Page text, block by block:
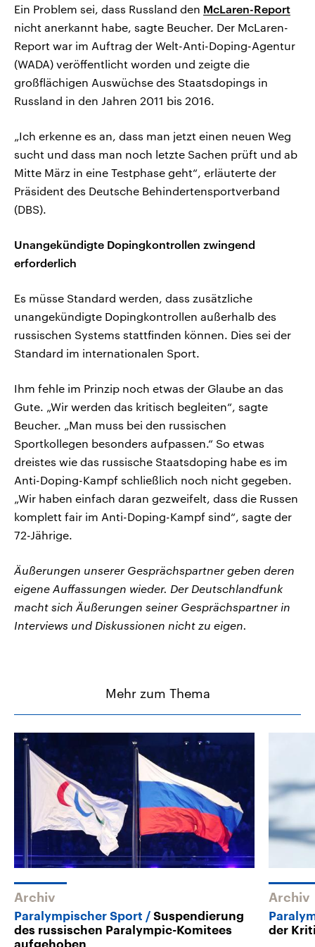
Ein Problem sei, dass Russland den McLaren-Report
nicht anerkannt habe, sagte Beucher. Der McLaren-
Report war im Auftrag der Welt-Anti-Doping-Agentur
(WADA) veröffentlicht worden und zeigte die
großflächigen Auswüchse des Staatsdopings in
Russland in den Jahren 2011 bis 2016.
„Ich erkenne es an, dass man jetzt einen neuen Weg
sucht und dass man noch letzte Sachen prüft und ab
Mitte März in eine Testphase geht“, erläuterte der
Präsident des Deutsche Behindertensportverband
(DBS).
Unangekündigte Dopingkontrollen zwingend
erforderlich
Es müsse Standard werden, dass zusätzliche
unangekündigte Dopingkontrollen außerhalb des
russischen Systems stattfinden können. Dies sei der
Standard im internationalen Sport.
Ihm fehle im Prinzip noch etwas der Glaube an das
Gute. „Wir werden das kritisch begleiten“, sagte
Beucher. „Man muss bei den russischen
Sportkollegen besonders aufpassen.“ So etwas
dreistes wie das russische Staatsdoping habe es im
Anti-Doping-Kampf schließlich noch nicht gegeben.
„Wir haben einfach daran gezweifelt, dass die Russen
komplett fair im Anti-Doping-Kampf sind“, sagte der
72-Jährige.
Äußerungen unserer Gesprächspartner geben deren
eigene Auffassungen wieder. Der Deutschlandfunk
macht sich Äußerungen seiner Gesprächspartner in
Interviews und Diskussionen nicht zu eigen.
Mehr zum Thema
Archiv
Paralympischer Sport
Suspendierung
des russischen Paralympic-Komitees
aufgehoben
Archiv
der